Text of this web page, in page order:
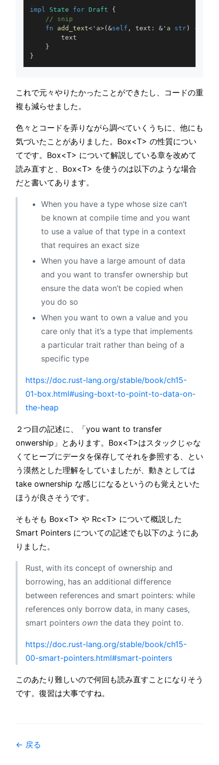
impl State for Draft
{
// snip
fn
add_text< 'a>(&self , text : & 'a str) ->
}
}
これで元々やりたかったことができたし、コードの重
複も減らせました。
色々とコードを弄りながら調べていくうちに、他にも
気づいたことがありました。Box<T> の性質につい
てです。Box<T> について解説している章を改めて
読み直すと、Box<T> を使うのは以下のような場合
だと書いてあります。
When you have a type whose size can’t
be known at compile time and you want
to use a value of that type in a context
that requires an exact size
When you have a large amount of data
and you want to transfer ownership but
ensure the data won’t be copied when
you do so
When you want to own a value and you
care only that it’s a type that implements
a particular trait rather than being of a
specific type
https://doc.rust-lang.org/stable/book/ch15-
01-box.html#using-boxt-to-point-to-data-on-
the-heap
２つ目の記述に、「you want to transfer
onwership」とあります。Box<T>はスタックじゃな
くてヒープにデータを保存してそれを参照する、とい
う漠然とした理解をしていましたが、動きとしては
take ownership な感じになるというのも覚えといた
ほうが良さそうです。
そもそも Box<T> や Rc<T> について概説した
Smart Pointers についての記述でも以下のようにあ
りました。
Rust, with its concept of ownership and
borrowing, has an additional difference
between references and smart pointers: while
references only borrow data, in many cases,
smart pointers own the data they point to.
https://doc.rust-lang.org/stable/book/ch15-
00-smart-pointers.html#smart-pointers
このあたり難しいので何回も読み直すことになりそう
です。復習は大事ですね。
← 戻る